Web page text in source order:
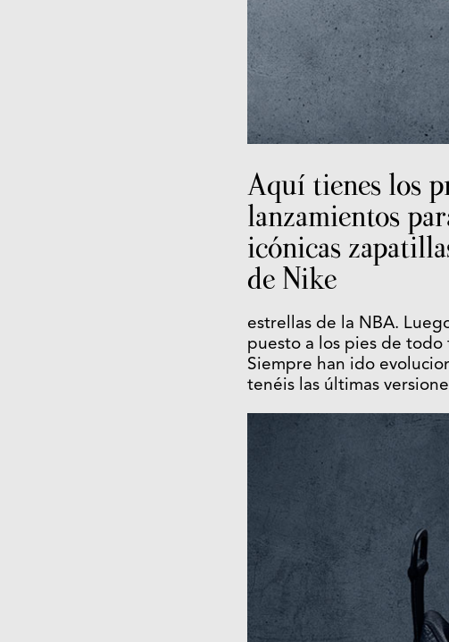
Aquí tienes los
lanzamientos
icónicas
de Nike
estrellas de la NBA.
puesto a los pies de
Siempre han ido
tenéis las últimas